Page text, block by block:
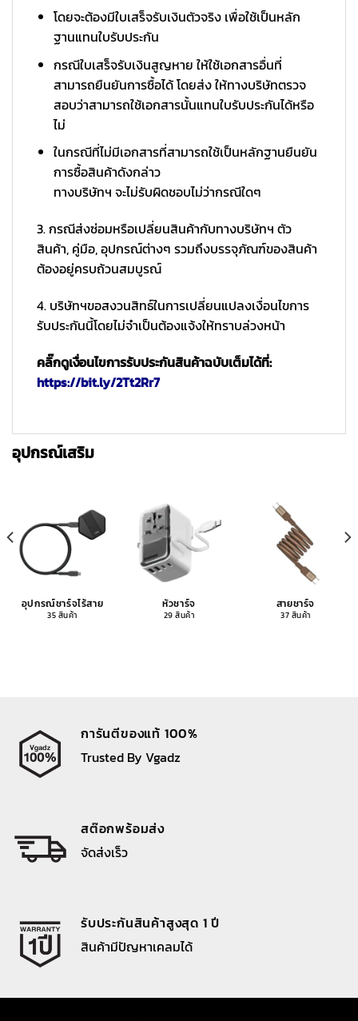
โดยจะต้องมีใบเสร็จรับเงินตัวจริง เพื่อใช้เป็นหลัก
ฐานแทนใบรับประกัน
กรณีใบเสร็จรับเงินสูญหาย ให้ใช้เอกสารอื่นที่
สามารถยืนยันการซื้อได้ โดยส่ง ให้ทางบริษัทตรวจ
สอบว่าสามารถใช้เอกสารนั้นแทนใบรับประกันได้หรือ
ไม่
ในกรณีที่ไม่มีเอกสารที่สามารถใช้เป็นหลักฐานยืนยัน
การซื้อสินค้าดังกล่าว
ทางบริษัทฯ จะไม่รับผิดชอบไม่ว่ากรณีใดๆ
3. กรณีส่งซ่อมหรือเปลี่ยนสินค้ากับทางบริษัทฯ ตัว
สินค้า, คู่มือ, อุปกรณ์ต่างๆ รวมถึงบรรจุภัณฑ์ของสินค้า
ต้องอยู่ครบถ้วนสมบูรณ์
4. บริษัทฯขอสงวนสิทธ์ในการเปลี่ยนแปลงเงื่อนไขการ
รับประกันนี้โดยไม่จำเป็นต้องแจ้งให้ทราบล่วงหน้า
คลิ๊กดูเงื่อนไขการรับประกันสินค้าฉบับเต็มได้ที่:
https://bit.ly/2Tt2Rr7
อุปกรณ์เสริม
อุปกรณ์ชาร์จไร้สาย
35 สินค้า
หัวชาร์จ
29 สินค้า
สายชาร์จ
37 สินค้า
การันตีของแท้ 100%
Trusted By Vgadz
สต๊อกพร้อมส่ง
จัดส่งเร็ว
รับประกันสินค้าสูงสุด 1 ปี
สินค้ามีปัญหาเคลมได้